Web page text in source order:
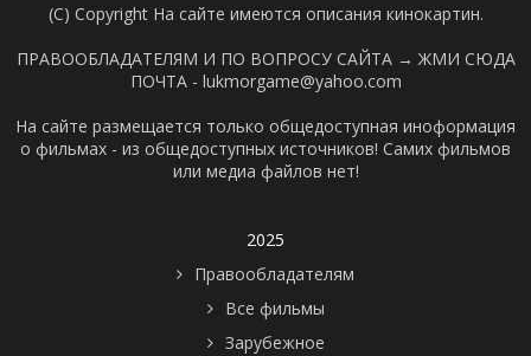
(C) Copyright На сайте имеются описания кинокартин.
ПРАВООБЛАДАТЕЛЯМ И ПО ВОПРОСУ САЙТА → ЖМИ СЮДА
ПОЧТА - lukmorgame@yahoo.com
На сайте размещается только общедоступная иноформация
о фильмах - из общедоступных источников! Самих фильмов
или медиа файлов нет!
2025
Правообладателям
Все фильмы
Зарубежное